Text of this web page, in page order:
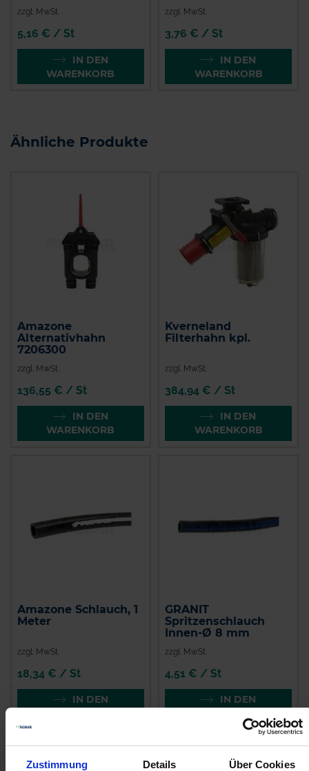
Zustimmung Details Über Cookies
zzgl. MwSt.
5,16 € / St
IN DEN
WARENKORB
zzgl. MwSt.
3,76 € / St
IN DEN
WARENKORB
Ähnliche Produkte
Amazone
Alternativhahn
7206300
zzgl. MwSt.
136,55 € / St
IN DEN
WARENKORB
Kverneland
Filterhahn kpl.
zzgl. MwSt.
384,94 € / St
IN DEN
WARENKORB
Amazone Schlauch, 1
Meter
zzgl. MwSt.
18,34 € / St
IN DEN
GRANIT
Spritzenschlauch
Innen-Ø 8 mm
zzgl. MwSt.
4,51 € / St
IN DEN